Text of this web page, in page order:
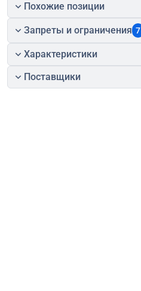
Похожие позиции
Запреты и ограничения 7
Характеристики
Поставщики